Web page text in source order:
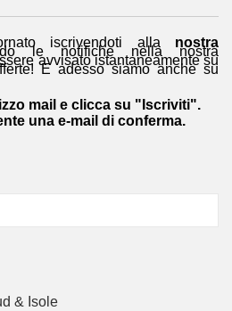
iscrivendoti alla nostra
le notifiche nella nostra
avvisato istantaneamente su
E adesso siamo anche su
mail e clicca su "Iscriviti".
una e-mail di conferma.
& Isole